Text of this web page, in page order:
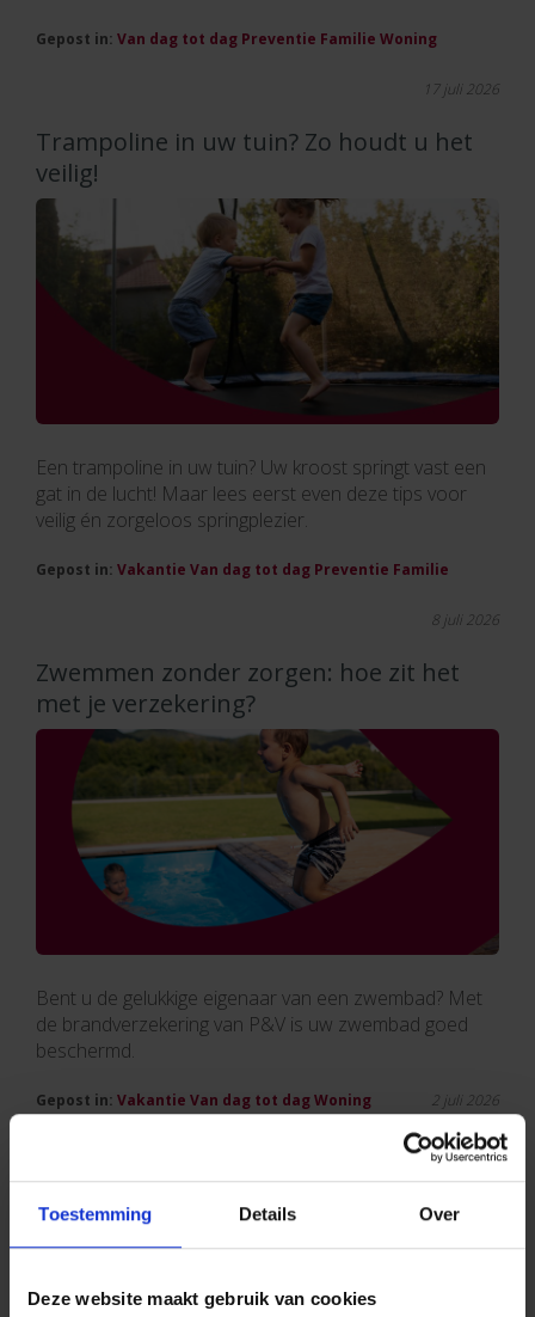
Toestemming Details Over
Deze website maakt gebruik van cookies
Gepost in: Van dag tot dag Preventie Familie Woning
17 juli 2026
Trampoline in uw tuin? Zo houdt u het
veilig!
Een trampoline in uw tuin? Uw kroost springt vast een
gat in de lucht! Maar lees eerst even deze tips voor
veilig én zorgeloos springplezier.
Gepost in: Vakantie Van dag tot dag Preventie Familie
8 juli 2026
Zwemmen zonder zorgen: hoe zit het
met je verzekering?
Bent u de gelukkige eigenaar van een zwembad? Met
de brandverzekering van P&V is uw zwembad goed
beschermd.
Gepost in: Vakantie Van dag tot dagWoning 2 juli 2026
Vochtproblemen in huis: waar komen ze